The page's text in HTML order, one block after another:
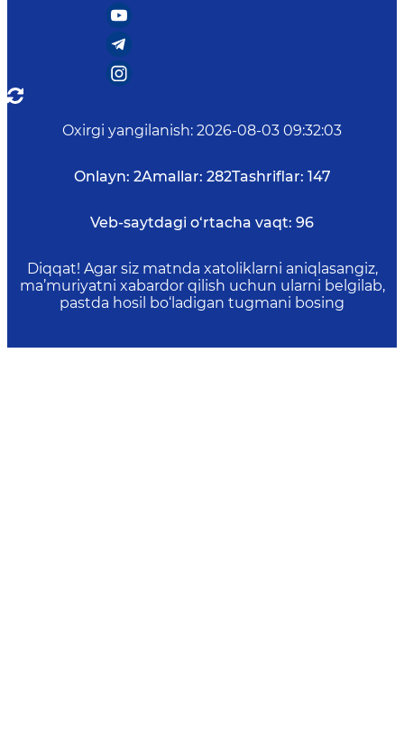
Oxirgi yangilanish: 2026-08-03 09:32:03
Onlayn: 2Amallar: 282Tashriflar: 147
Veb-saytdagi o‘rtacha vaqt: 96
Diqqat! Agar siz matnda xatoliklarni aniqlasangiz,
ma’muriyatni xabardor qilish uchun ularni belgilab,
pastda hosil bo‘ladigan tugmani bosing